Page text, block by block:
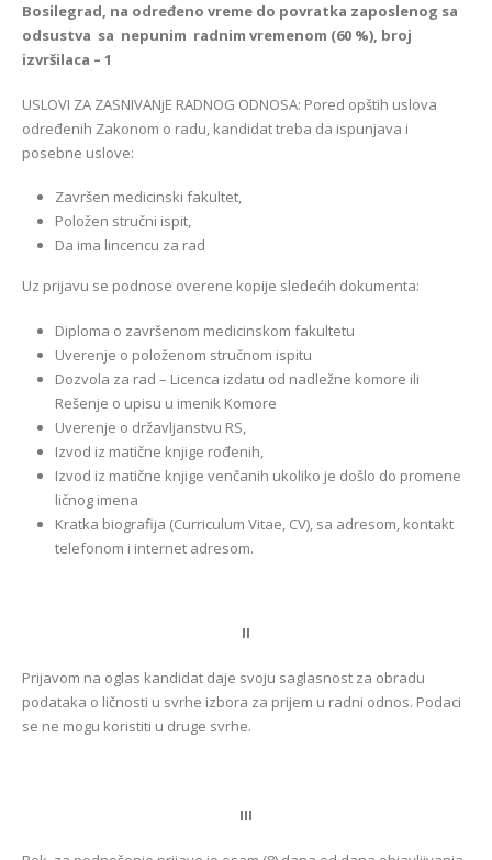
Bosilegrad, na određeno vreme do povratka zaposlenog sa
odsustva sa nepunim radnim vremenom (60 %), broj
izvršilaca – 1
USLOVI ZA ZASNIVANjE RADNOG ODNOSA: Pored opštih uslova
određenih Zakonom o radu, kandidat treba da ispunjava i
posebne uslove:
Završen medicinski fakultet,
Položen stručni ispit,
Da ima lincencu za rad
Uz prijavu se podnose overene kopije sledećih dokumenta:
Diploma o završenom medicinskom fakultetu
Uverenje o položenom stručnom ispitu
Dozvola za rad – Licenca izdatu od nadležne komore ili
Rešenje o upisu u imenik Komore
Uverenje o državljanstvu RS,
Izvod iz matične knjige rođenih,
Izvod iz matične knjige venčanih ukoliko je došlo do promene
ličnog imena
Kratka biografija (Curriculum Vitae, CV), sa adresom, kontakt
telefonom i internet adresom.
II
Prijavom na oglas kandidat daje svoju saglasnost za obradu
podataka o ličnosti u svrhe izbora za prijem u radni odnos. Podaci
se ne mogu koristiti u druge svrhe.
III